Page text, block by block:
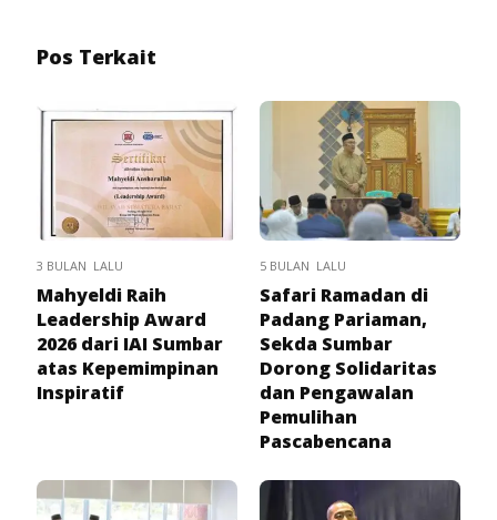
Pos Terkait
3 BULAN LALU
Mahyeldi Raih
Leadership Award
2026 dari IAI Sumbar
atas Kepemimpinan
Inspiratif
5 BULAN LALU
Safari Ramadan di
Padang Pariaman,
Sekda Sumbar
Dorong Solidaritas
dan Pengawalan
Pemulihan
Pascabencana